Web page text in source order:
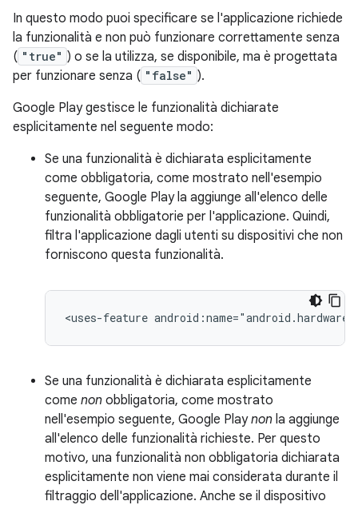
In questo modo puoi specificare se l'applicazione richiede
la funzionalità e non può funzionare correttamente senza
( "true" ) o se la utilizza, se disponibile, ma è progettata
per funzionare senza ( "false" ).
Google Play gestisce le funzionalità dichiarate
esplicitamente nel seguente modo:
Se una funzionalità è dichiarata esplicitamente
come obbligatoria, come mostrato nell'esempio
seguente, Google Play la aggiunge all'elenco delle
funzionalità obbligatorie per l'applicazione. Quindi,
filtra l'applicazione dagli utenti su dispositivi che non
forniscono questa funzionalità.
<uses-feature
Se una funzionalità è dichiarata esplicitamente
come non obbligatoria, come mostrato
nell'esempio seguente, Google Playnon la aggiunge
all'elenco delle funzionalità richieste. Per questo
motivo, una funzionalità non obbligatoria dichiarata
esplicitamente non viene mai considerata durante il
filtraggio dell'applicazione. Anche se il dispositivo